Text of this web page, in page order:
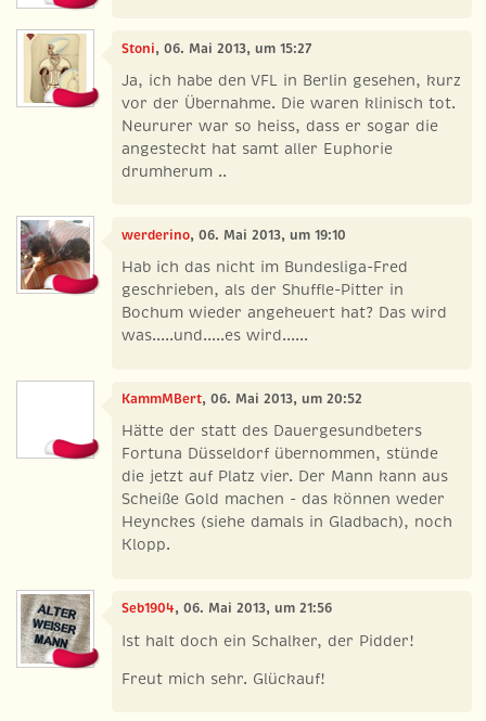
Stoni, 06. Mai 2013, um 15:27
Ja, ich habe den VFL in Berlin gesehen, kurz
vor der Übernahme. Die waren klinisch tot.
Neururer war so heiss, dass er sogar die
angesteckt hat samt aller Euphorie
drumherum ..
werderino, 06. Mai 2013, um 19:10
Hab ich das nicht im Bundesliga-Fred
geschrieben, als der Shuffle-Pitter in
Bochum wieder angeheuert hat? Das wird
was.....und.....es wird......
KammMBert, 06. Mai 2013, um 20:52
Hätte der statt des Dauergesundbeters
Fortuna Düsseldorf übernommen, stünde
die jetzt auf Platz vier. Der Mann kann aus
Scheiße Gold machen - das können weder
Heynckes (siehe damals in Gladbach), noch
Klopp.
Seb1904, 06. Mai 2013, um 21:56
Ist halt doch ein Schalker, der Pidder!
Freut mich sehr. Glückauf!